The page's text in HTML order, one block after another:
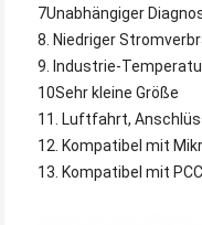
7Unabhängiger
8. Niedriger
9. Industrie-
10Sehr kleine Größe
11. Luftfahrt,
12. Kompatibel mit
13. Kompatibel mit